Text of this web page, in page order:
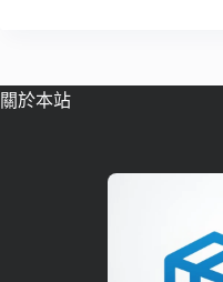
關於本站